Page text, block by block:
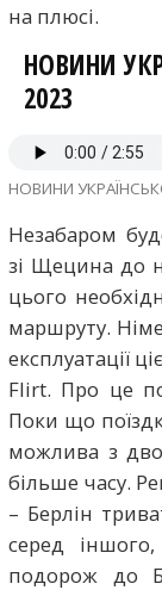
на плюсі.
НОВИНИ
2023
НОВИНИ
Незабаром
зі Щецина до
цього
маршруту.
експлуатації
Flirt. Про це
Поки що
можлива з
більше часу.
– Берлін
серед
подорож до